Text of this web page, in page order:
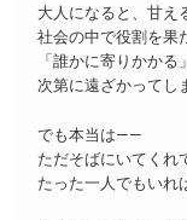
大人になると、甘え
社会の中で役割を果
「誰かに寄りかかる
次第に遠ざかってし
でも本当は——
ただそばにいてくれ
たった一人でもいれ